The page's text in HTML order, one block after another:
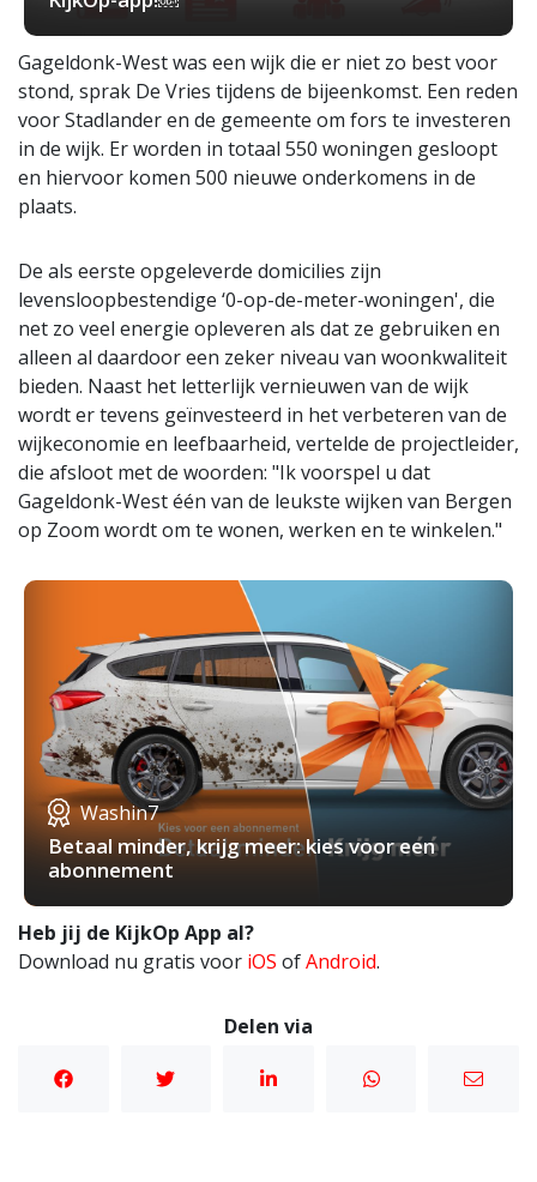
Gageldonk-West was een wijk die er niet zo best voor
stond, sprak De Vries tijdens de bijeenkomst. Een reden
voor Stadlander en de gemeente om fors te investeren
in de wijk. Er worden in totaal 550 woningen gesloopt
en hiervoor komen 500 nieuwe onderkomens in de
plaats.
De als eerste opgeleverde domicilies zijn
levensloopbestendige ‘0-op-de-meter-woningen', die
net zo veel energie opleveren als dat ze gebruiken en
alleen al daardoor een zeker niveau van woonkwaliteit
bieden. Naast het letterlijk vernieuwen van de wijk
wordt er tevens geïnvesteerd in het verbeteren van de
wijkeconomie en leefbaarheid, vertelde de projectleider,
die afsloot met de woorden: "Ik voorspel u dat
Gageldonk-West één van de leukste wijken van Bergen
op Zoom wordt om te wonen, werken en te winkelen."
Washin7
Betaal minder, krijg meer: kies voor een
abonnement
Heb jij de KijkOp App al?
Download nu gratis voor iOS ofAndroid.
Delen via